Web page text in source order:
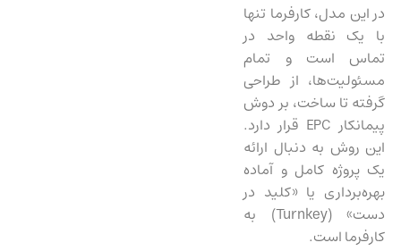
در این مدل، کارفرما تنها
با یک نقطه واحد در
تماس است و تمام
مسئولیت‌ها، از طراحی
گرفته تا ساخت، بر دوش
پیمانکار EPC قرار دارد.
این روش به دنبال ارائه
یک پروژه کامل و آماده
بهره‌برداری یا «کلید در
دست» (Turnkey) به
کارفرما است.